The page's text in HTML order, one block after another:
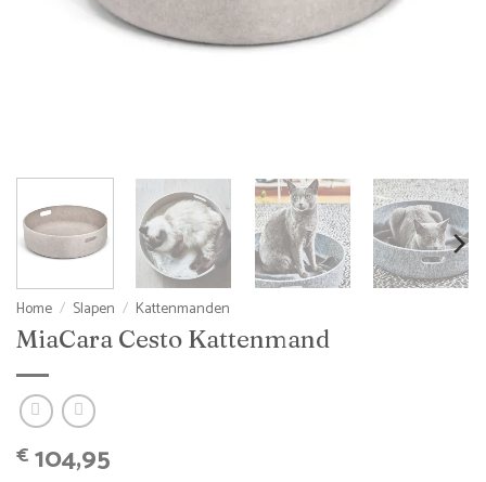
Home / Slapen / Kattenmanden
MiaCara Cesto Kattenmand
€ 104,95